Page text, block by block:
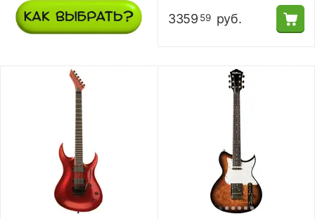
3359 59 руб.